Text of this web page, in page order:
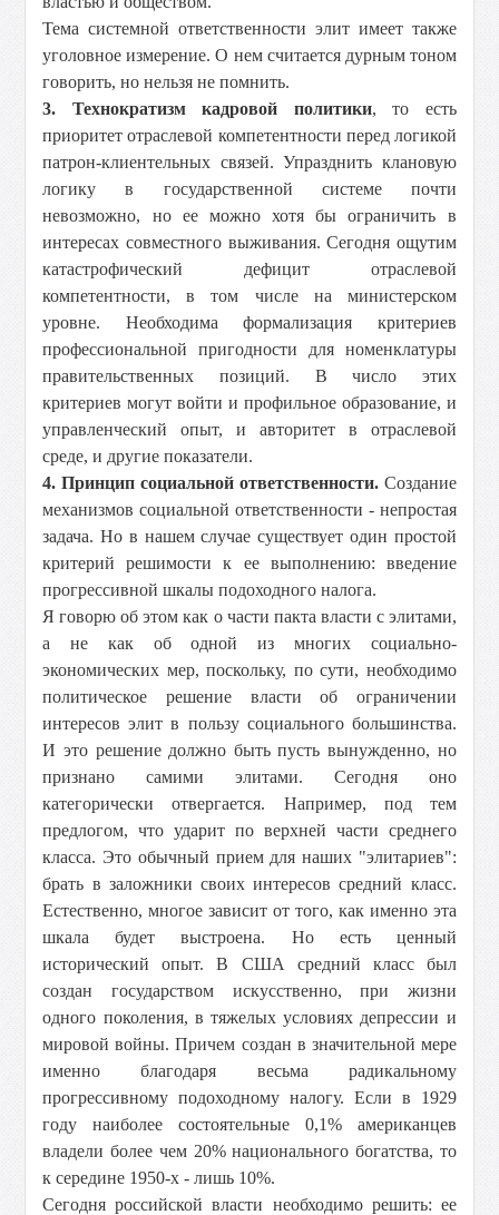
Тема системной ответственности элит имеет также
уголовное измерение. О нем считается дурным тоном
говорить, но нельзя не помнить.
3. Технократизм кадровой политики, то есть
приоритет отраслевой компетентности перед логикой
патрон-клиентельных связей. Упразднить клановую
логику в государственной системе почти
невозможно, но ее можно хотя бы ограничить в
интересах совместного выживания. Сегодня ощутим
катастрофический дефицит отраслевой
компетентности, в том числе на министерском
уровне. Необходима формализация критериев
профессиональной пригодности для номенклатуры
правительственных позиций. В число этих
критериев могут войти и профильное образование, и
управленческий опыт, и авторитет в отраслевой
среде, и другие показатели.
4. Принцип социальной ответственности.Создание
механизмов социальной ответственности - непростая
задача. Но в нашем случае существует один простой
критерий решимости к ее выполнению: введение
прогрессивной шкалы подоходного налога.
Я говорю об этом как о части пакта власти с элитами,
а не как об одной из многих социально-
экономических мер, поскольку, по сути, необходимо
политическое решение власти об ограничении
интересов элит в пользу социального большинства.
И это решение должно быть пусть вынужденно, но
признано самими элитами. Сегодня оно
категорически отвергается. Например, под тем
предлогом, что ударит по верхней части среднего
класса. Это обычный прием для наших "элитариев":
брать в заложники своих интересов средний класс.
Естественно, многое зависит от того, как именно эта
шкала будет выстроена. Но есть ценный
исторический опыт. В США средний класс был
создан государством искусственно, при жизни
одного поколения, в тяжелых условиях депрессии и
мировой войны. Причем создан в значительной мере
именно благодаря весьма радикальному
прогрессивному подоходному налогу. Если в 1929
году наиболее состоятельные 0,1% американцев
владели более чем 20% национального богатства, то
к середине 1950-х - лишь 10%.
Сегодня российской власти необходимо решить: ее